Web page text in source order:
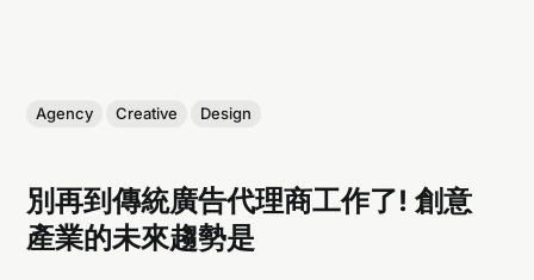
Agency Creative Design
別再到傳統廣告代理商工作了! 創意
產業的未來趨勢是